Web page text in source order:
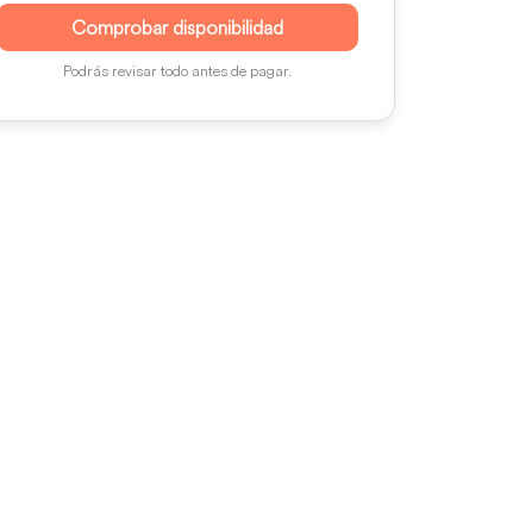
Comprobar disponibilidad
Podrás revisar todo antes de pagar.